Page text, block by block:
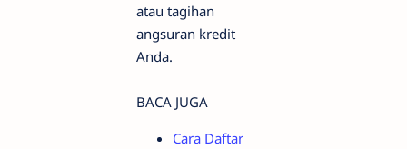
atau tagihan
angsuran kredit
Anda.
BACA JUGA
Cara Daftar